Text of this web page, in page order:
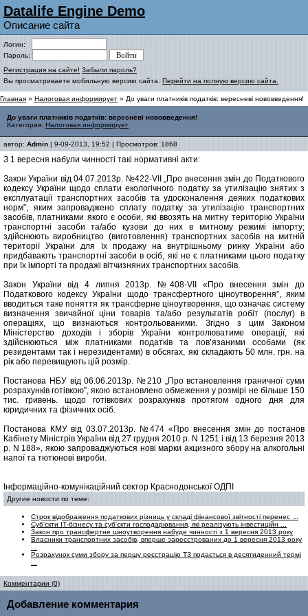
Datalife Engine Demo
Описание сайта
Логин:
Пароль:
Регистрация на сайте! Забыли пароль?
Вы просматриваете мобильную версию сайта. Перейти на полную версию сайта.
Главная » Налоговая информирует » До уваги платників податків: вересневі нововведення!
До уваги платників податків: вересневі нововведення!
Категория: Налоговая информирует
автор: Admin | 9-09-2013, 19:52 | Просмотров: 1868
З 1 вересня набули чинності такі нормативні акти:
Закон України від 04.07.2013р. №422-VII „Про внесення змін до Податкового
кодексу України щодо сплати екологічного податку за утилізацію знятих з
експлуатації транспортних засобів та удосконалення деяких податкових
норм”, яким запроваджено сплату податку за утилізацію транспортних
засобів, платниками якого є особи, які ввозять на митну територію України
транспортні засоби та/або кузови до них в митному режимі імпорту;
здійснюють виробництво (виготовлення) транспортних засобів на митній
території України для їх продажу на внутрішньому ринку України або
придбавають транспортні засоби в осіб, які не є платниками цього податку
при їх імпорті та продажі вітчизняних транспортних засобів.
Закон України від 4 липня 2013р. №408-VII «Про внесення змін до
Податкового кодексу України щодо трансфертного ціноутворення”, яким
вводиться таке поняття як трансферне ціноутворення, що означає систему
визначення звичайної ціни товарів та/або результатів робіт (послуг) в
операціях, що визнаються контрольованими. Згідно з цим Законом
Міністерство доходів і зборів України контролюватиме операції, які
здійснюються між платниками податків та пов’язаними особами (як
резидентами так і нерезидентами) в обсягах, які складають 50 млн. грн. на
рік або перевищують цій розмір.
Постанова НБУ від 06.06.2013р. №210 „Про встановлення граничної суми
розрахунків готівкою”, якою встановлено обмеження у розмірі не більше 150
тис. гривень. щодо готівкових розрахунків протягом одного дня для
юридичних та фізичних осіб.
Постанова КМУ від 03.07.2013р. №474 «Про внесення змін до постанов
Кабінету Міністрів України від 27 грудня 2010 р. N 1251 і від 13 березня 2013
р. N 188», якою запроваджуються нові марки акцизного збору на алкогольні
напої та тютюнові вироби.
Інформаційно-комунікаційний сектор Краснодонської ОДПІ
Другие новости по теме:
Строк відображення податкових різниць у складі фінансової звітності перенес ...
Суб’єкти ІТ-бізнесу та суб'єкти господарювання, які реалізують інвестиційн ...
Закон про трансфертне ціноутворення набуде чинності з 1 вересня 2013 року
Власники транспортних засобів, вперше зареєстрованих до 1 вересня 2013 року
Розрахунок суми збору за першу реєстрацію ТЗ подається в десятиденний термі
Комментарии (0)
Добавление комментария